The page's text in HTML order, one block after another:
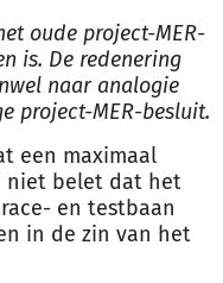
oude project-MER-
is. De redenering
naar analogie
project-MER-besluit.
een maximaal
niet belet dat het
en testbaan
in de zin van het